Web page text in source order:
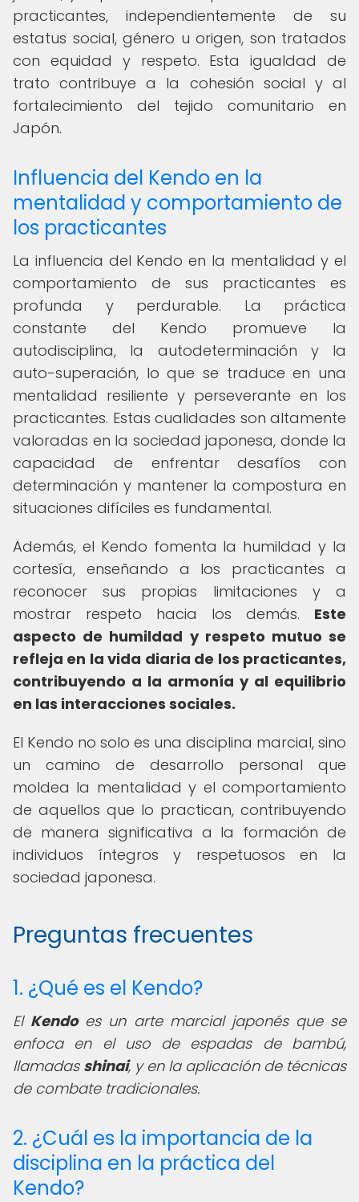
practicantes, independientemente de su
estatus social, género u origen, son tratados
con equidad y respeto. Esta igualdad de
trato contribuye a la cohesión social y al
fortalecimiento del tejido comunitario en
Japón.
Influencia del Kendo en la
mentalidad y comportamiento de
los practicantes
La influencia del Kendo en la mentalidad y el
comportamiento de sus practicantes es
profunda y perdurable. La práctica
constante del Kendo promueve la
autodisciplina, la autodeterminación y la
auto-superación, lo que se traduce en una
mentalidad resiliente y perseverante en los
practicantes. Estas cualidades son altamente
valoradas en la sociedad japonesa, donde la
capacidad de enfrentar desafíos con
determinación y mantener la compostura en
situaciones difíciles es fundamental.
Además, el Kendo fomenta la humildad y la
cortesía, enseñando a los practicantes a
reconocer sus propias limitaciones y a
mostrar respeto hacia los demás. Este
aspecto de humildad y respeto mutuo se
refleja en la vida diaria de los practicantes,
contribuyendo a la armonía y al equilibrio
en las interacciones sociales.
El Kendo no solo es una disciplina marcial, sino
un camino de desarrollo personal que
moldea la mentalidad y el comportamiento
de aquellos que lo practican, contribuyendo
de manera significativa a la formación de
individuos íntegros y respetuosos en la
sociedad japonesa.
Preguntas frecuentes
1. ¿Qué es el Kendo?
El Kendoes un arte marcial japonés que se
enfoca en el uso de espadas de bambú,
llamadas shinai, y en la aplicación de técnicas
de combate tradicionales.
2. ¿Cuál es la importancia de la
disciplina en la práctica del
Kendo?